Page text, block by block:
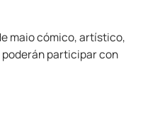
maio cómico, artístico,
poderán participar con